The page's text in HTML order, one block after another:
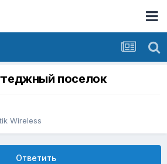
поселок
Wireless
Ответить